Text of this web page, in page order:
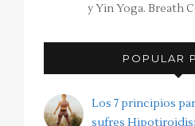
y Yin Yoga. Breath
POPULAR
Los 7 principios
sufres